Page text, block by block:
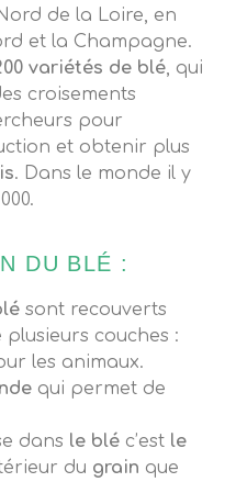
de la Loire, en
et la Champagne.
variétés de blé , qui
croisements
pour
et obtenir plus
. Dans le monde il y
DU BLÉ :
sont recouverts
plusieurs couches :
les animaux.
qui permet de
dans le blé c’est le
du grain que